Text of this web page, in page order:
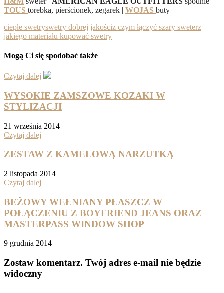
TOUS torebka, pierścionek, zegarek | WOJAS buty
ciepłe swetryswetry dobrej jakościz czym łączyć szary sweterz
jakiego materiału kupować swetry
Mogą Ci się spodobać także
Czytaj dalej
WYSOKIE ZAMSZOWE KOZAKI W
STYLIZACJI
21 września 2014
Czytaj dalej
ZESTAW Z KAMELOWĄ NARZUTKĄ
2 listopada 2014
Czytaj dalej
BEŻOWY WEŁNIANY PŁASZCZ W
POŁĄCZENIU Z BOYFRIEND JEANS ORAZ
MASTERPASS WINDOW SHOP
9 grudnia 2014
Zostaw komentarz. Twój adres e-mail nie będzie
widoczny